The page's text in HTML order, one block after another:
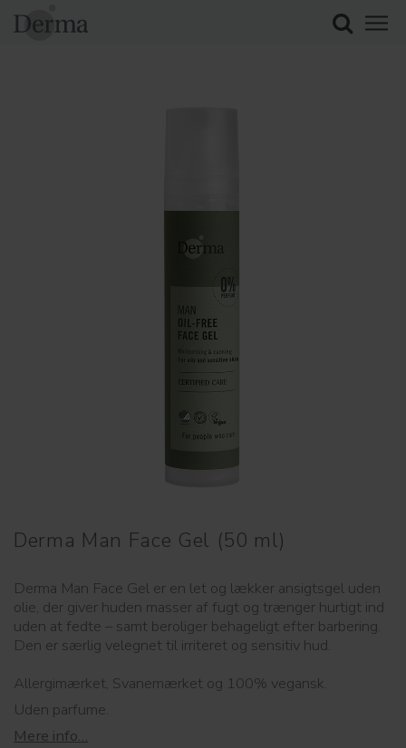
Derma Man Face Gel (50 ml)
Derma Man Face Gel er en let og lækker ansigtsgel uden
olie, der giver huden masser af fugt og trænger hurtigt ind
uden at fedte – samt beroliger behageligt efter barbering.
Den er særlig velegnet til irriteret og sensitiv hud.
Allergimærket, Svanemærket og 100% vegansk.
Uden parfume.
Mere info…